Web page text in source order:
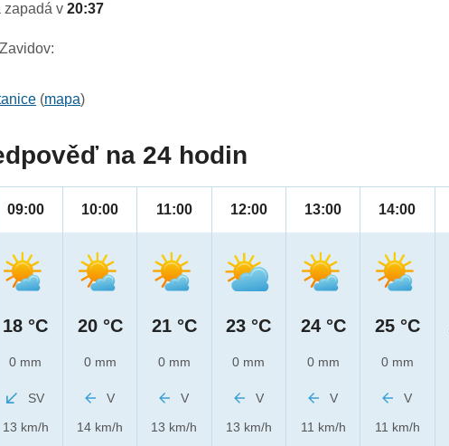
zapadá v20:37
(mapa)
na 24 hodin
09:00
18 °C
0 mm
SV
13 km/h
10:00
20 °C
0 mm
V
14 km/h
11:00
21 °C
0 mm
V
13 km/h
12:00
23 °C
0 mm
V
13 km/h
13:00
24 °C
0 mm
V
11 km/h
14:00
25 °C
0 mm
V
11 km/h